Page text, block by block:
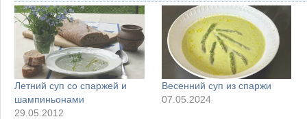
Летний суп со спаржей и
шампиньонами
29.05.2012
Весенний суп из спаржи
07.05.2024